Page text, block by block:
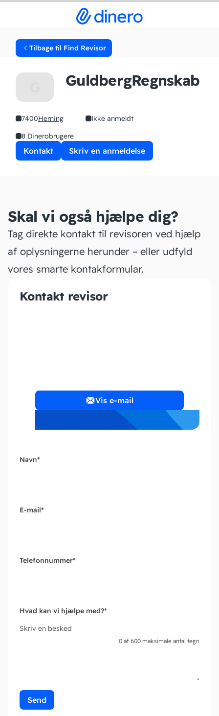
Tilbage til Find Revisor
GuldbergRegnskab
7400Herning
Ikke anmeldt
8 Dinerobrugere
Kontakt Skriv en anmeldelse
Skal vi også hjælpe dig?
Tag direkte kontakt til revisoren ved hjælp
af oplysningerne herunder – eller udfyld
vores smarte kontakformular.
Kontakt revisor
Vis e-mail
Navn*
E-mail*
Telefonnummer*
Hvad kan vi hjælpe med?*
Skriv en besked
0 af 600 maksimale antal tegn